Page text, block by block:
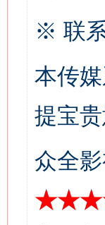
※ 联
本传
提宝
众全